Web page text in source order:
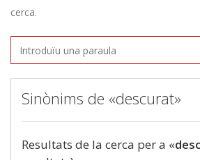
cerca.
Sinònims de «descurat»
Resultats de la cerca per a «